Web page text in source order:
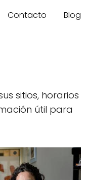
Contacto Blog
sitios, horarios
útil para